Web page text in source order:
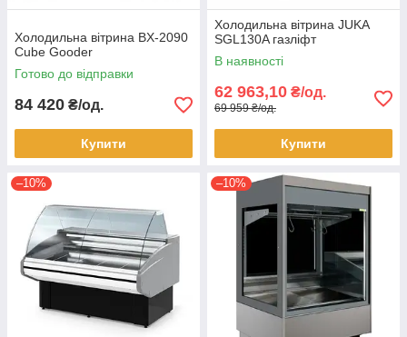
Холодильна вітрина BX-2090
Cube Gooder
Готово до відправки
84 420 ₴/од.
Купити
Холодильна вітрина JUKA
SGL130A газліфт
В наявності
62 963,10 ₴/од.
69 959 ₴/од.
Купити
–10% –10%